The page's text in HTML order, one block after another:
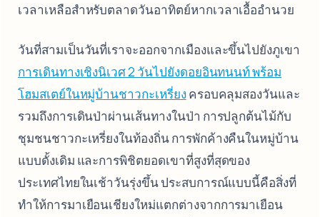
เวลาเหลือสำหรับตลาดวันอาทิตย์หากเวลาเอื้ออำนวย
วันที่สามเป็นวันที่เราจะออกจากเมืองและขึ้นไปยังภูเขา
การเดินทางเชิงนิเวศ 2 วันไปยังดอยอินทนนท์ พร้อม
โฮมสเตย์ในหมู่บ้านชาวกะเหรี่ยงครอบคลุมสองวันและ
รวมถึงการเดินป่าผ่านเส้นทางในป่า การปลูกต้นไม้กับ
ชุมชนชาวกะเหรี่ยงในท้องถิ่น การพักค้างคืนในหมู่บ้าน
แบบดั้งเดิม และการพิชิตยอดเขาที่สูงที่สุดของ
ประเทศไทยในเช้าวันรุ่งขึ้น ประสบการณ์แบบนี้คือสิ่งที่
ทำให้การมาเยือนเชียงใหม่แตกต่างจากการมาเยือน